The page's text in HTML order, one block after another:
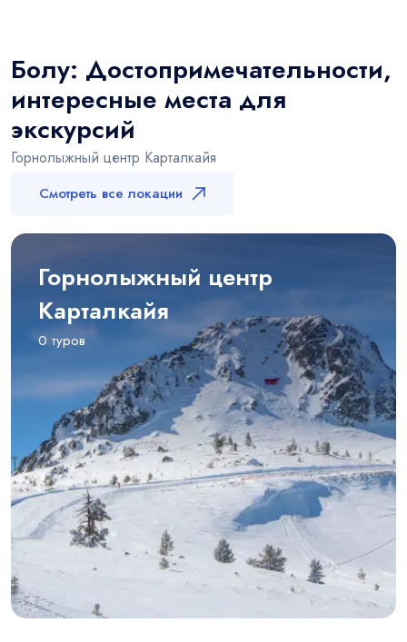
Болу: Достопримечательности,
интересные места для
экскурсий
Горнолыжный центр Карталкайя
Смотреть все локации
Горнолыжный центр
Карталкайя
0 туров